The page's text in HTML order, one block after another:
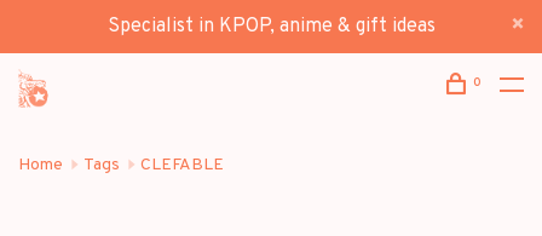
Specialist in KPOP, anime & gift ideas
0
Home Tags CLEFABLE